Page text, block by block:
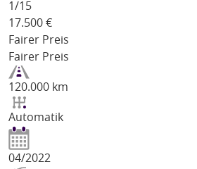
1/15
17.500 €
Fairer Preis
Fairer Preis
120.000 km
Automatik
04/2022